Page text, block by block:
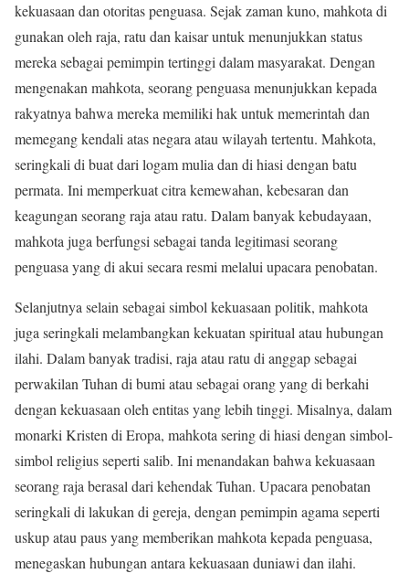
kekuasaan dan otoritas penguasa. Sejak zaman kuno, mahkota di
gunakan oleh raja, ratu dan kaisar untuk menunjukkan status
mereka sebagai pemimpin tertinggi dalam masyarakat. Dengan
mengenakan mahkota, seorang penguasa menunjukkan kepada
rakyatnya bahwa mereka memiliki hak untuk memerintah dan
memegang kendali atas negara atau wilayah tertentu. Mahkota,
seringkali di buat dari logam mulia dan di hiasi dengan batu
permata. Ini memperkuat citra kemewahan, kebesaran dan
keagungan seorang raja atau ratu. Dalam banyak kebudayaan,
mahkota juga berfungsi sebagai tanda legitimasi seorang
penguasa yang di akui secara resmi melalui upacara penobatan.
Selanjutnya selain sebagai simbol kekuasaan politik, mahkota
juga seringkali melambangkan kekuatan spiritual atau hubungan
ilahi. Dalam banyak tradisi, raja atau ratu di anggap sebagai
perwakilan Tuhan di bumi atau sebagai orang yang di berkahi
dengan kekuasaan oleh entitas yang lebih tinggi. Misalnya, dalam
monarki Kristen di Eropa, mahkota sering di hiasi dengan simbol-
simbol religius seperti salib. Ini menandakan bahwa kekuasaan
seorang raja berasal dari kehendak Tuhan. Upacara penobatan
seringkali di lakukan di gereja, dengan pemimpin agama seperti
uskup atau paus yang memberikan mahkota kepada penguasa,
menegaskan hubungan antara kekuasaan duniawi dan ilahi.